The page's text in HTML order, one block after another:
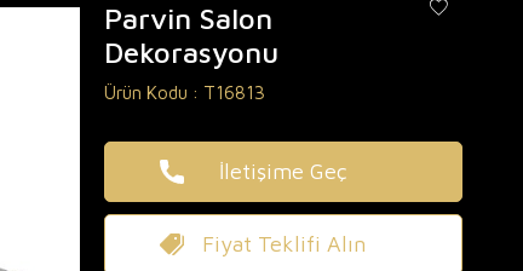
Parvin Salon
Dekorasyonu
Ürün Kodu : T16813
İletişime Geç
Fiyat Teklifi Alın